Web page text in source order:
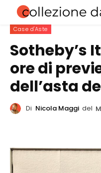
Case d'Aste
Sotheby’s
ore di
dell’asta
Di Nicola Maggi del